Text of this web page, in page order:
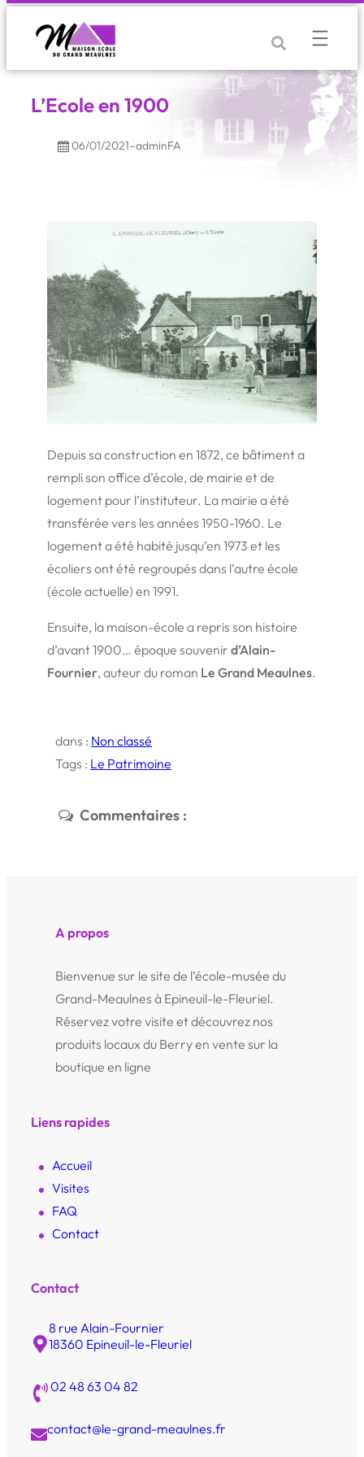
L’Ecole en 1900
06/01/2021–adminFA
Depuis sa construction en 1872, ce bâtiment a
rempli son office d’école, de mairie et de
logement pour l’instituteur. La mairie a été
transférée vers les années 1950-1960. Le
logement a été habité jusqu’en 1973 et les
écoliers ont été regroupés dans l’autre école
(école actuelle) en 1991.
Ensuite, la maison-école a repris son histoire
d’avant 1900… époque souvenir d’Alain-
Fournier, auteur du roman Le Grand Meaulnes.
dans : Non classé
Tags : Le Patrimoine
Commentaires :
A propos
Bienvenue sur le site de l’école-musée du
Grand-Meaulnes à Epineuil-le-Fleuriel.
Réservez votre visite et découvrez nos
produits locaux du Berry en vente sur la
boutique en ligne
Liens rapides
Accueil
Visites
FAQ
Contact
Contact
8 rue Alain-Fournier
18360 Epineuil-le-Fleuriel
02 48 63 04 82
contact@le-grand-meaulnes.fr